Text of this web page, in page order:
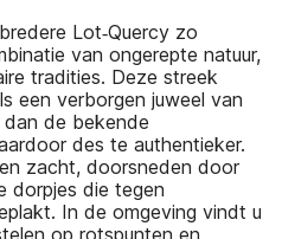
Lot‑Quercy zo
van ongerepte natuur,
tradities. Deze streek
een verborgen juweel van
dan de bekende
des te authentieker.
zacht, doorsneden door
dorpjes die tegen
In de omgeving vindt u